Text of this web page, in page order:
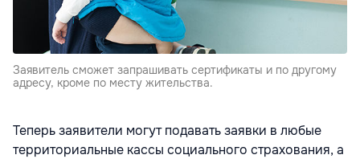
Заявитель сможет запрашивать сертификаты и по другому
адресу, кроме по месту жительства.
Теперь заявители могут подавать заявки в любые
территориальные кассы социального страхования, а